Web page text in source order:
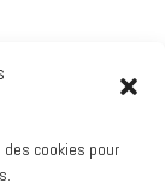
cookies pour